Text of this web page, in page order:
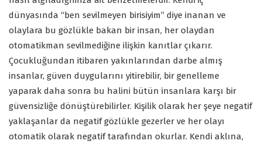
dünyasında “ben sevilmeyen birisiyim” diye inanan ve
olaylara bu gözlükle bakan bir insan, her olaydan
otomatikman sevilmediğine ilişkin kanıtlar çıkarır.
Çocukluğundan itibaren yakınlarından darbe almış
insanlar, güven duygularını yitirebilir, bir genelleme
yaparak daha sonra bu halini bütün insanlara karşı bir
güvensizliğe dönüştürebilirler. Kişilik olarak her şeye negatif
yaklaşanlar da negatif gözlükle gezerler ve her olayı
otomatik olarak negatif tarafından okurlar. Kendi aklına,